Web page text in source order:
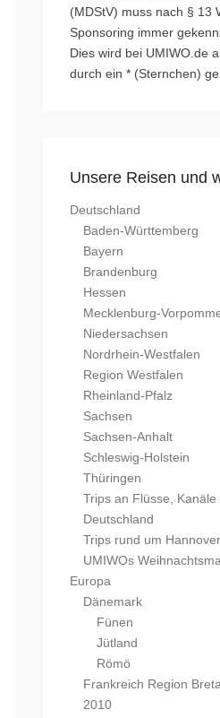
(MDStV) muss nach § 13
Sponsoring immer
Dies wird bei UMIWO.de
durch ein * (Sternchen)
Unsere Reisen und
Deutschland
Baden-Württemberg
Bayern
Brandenburg
Hessen
Mecklenburg-
Niedersachsen
Nordrhein-Westfalen
Region Westfalen
Rheinland-Pfalz
Sachsen
Sachsen-Anhalt
Schleswig-Holstein
Thüringen
Trips an Flüsse, Kanäle
Deutschland
Trips rund um Hannover
UMIWOs
Europa
Dänemark
Fünen
Jütland
Römö
Frankreich Region
2010